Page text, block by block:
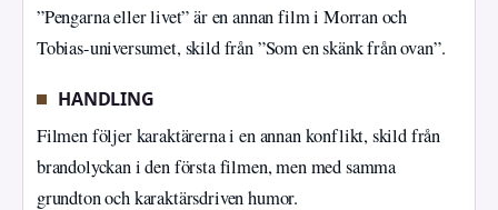
”Pengarna eller livet” är en annan film i Morran och
Tobias-universumet, skild från ”Som en skänk från ovan”.
HANDLING
Filmen följer karaktärerna i en annan konflikt, skild från
brandolyckan i den första filmen, men med samma
grundton och karaktärsdriven humor.